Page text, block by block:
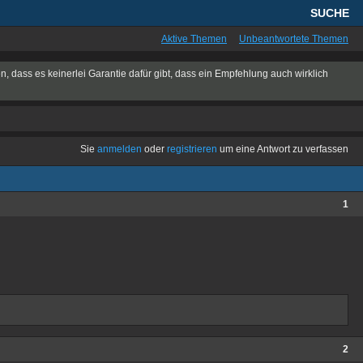
SUCHE
Aktive Themen Unbeantwortete Themen
dass es keinerlei Garantie dafür gibt, dass ein Empfehlung auch wirklich
Sie anmelden oder registrieren um eine Antwort zu verfassen
1
2